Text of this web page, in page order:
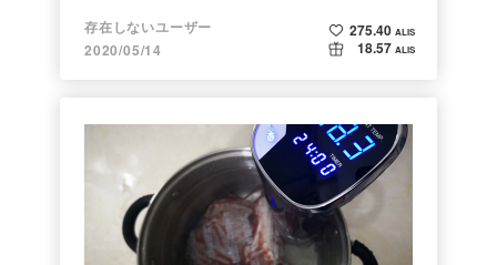
存在しないユーザー
2020/05/14
275.40 ALIS
18.57 ALIS